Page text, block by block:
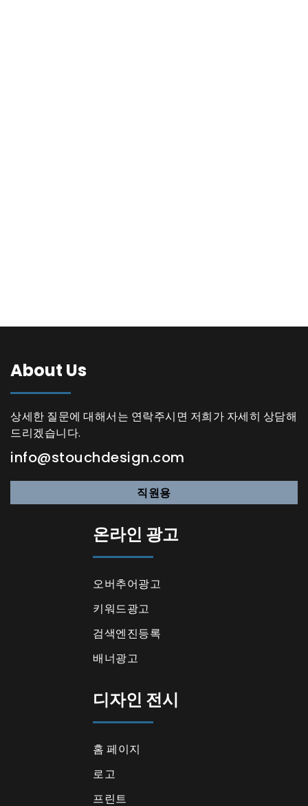
About Us
상세한 질문에 대해서는 연락주시면 저희가 자세히 상담해
드리겠습니다.
info@stouchdesign.com
직원용
온라인 광고
오버추어광고
키워드광고
검색엔진등록
배너광고
디자인 전시
홈 페이지
로고
프린트